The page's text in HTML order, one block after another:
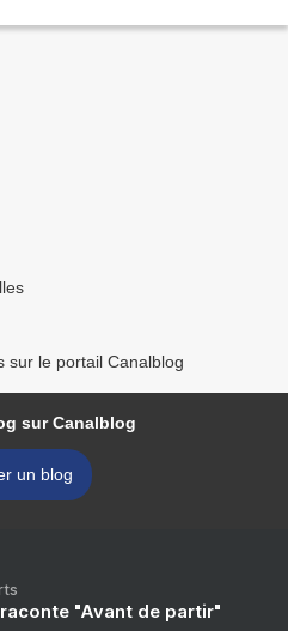
sur le portail Canalblog
sur Canalblog
un blog
"Avant de partir"